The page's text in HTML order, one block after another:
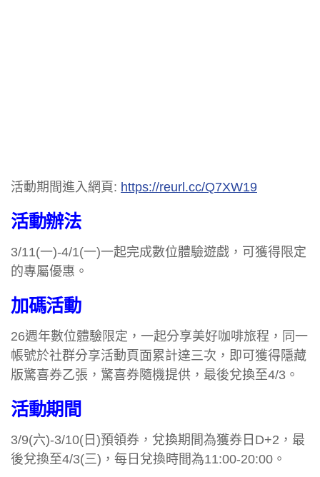
活動期間進入網頁: https://reurl.cc/Q7XW19
活動辦法
3/11(一)-4/1(一)一起完成數位體驗遊戲，可獲得限定
的專屬優惠。
加碼活動
26週年數位體驗限定，一起分享美好咖啡旅程，同一
帳號於社群分享活動頁面累計達三次，即可獲得隱藏
版驚喜券乙張，驚喜券隨機提供，最後兌換至4/3。
活動期間
3/9(六)-3/10(日)預領券，兌換期間為獲券日D+2，最
後兌換至4/3(三)，每日兌換時間為11:00-20:00。